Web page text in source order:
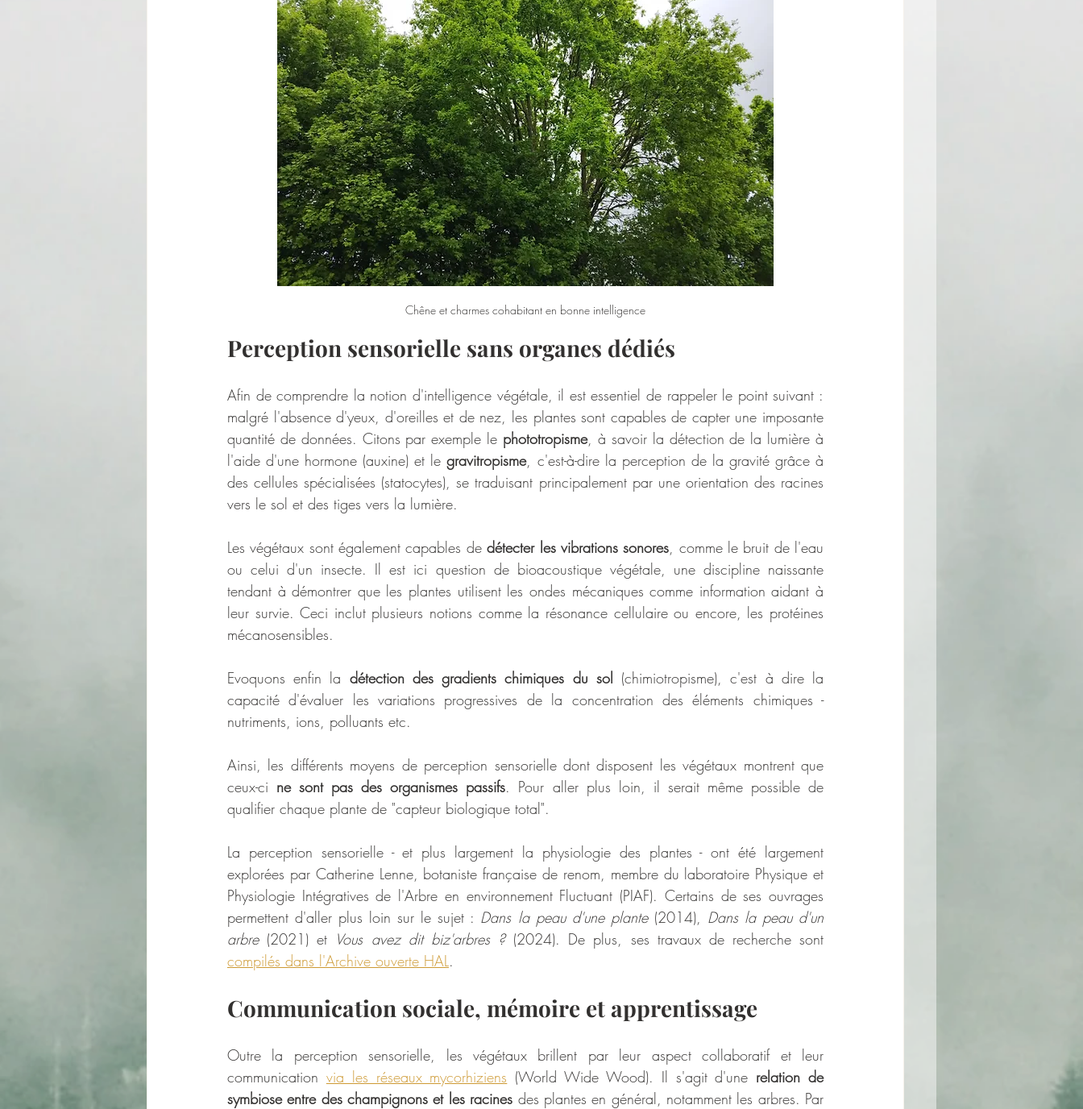
Chêne et charmes cohabitant en bonne intelligence
Perception sensorielle sans organes dédiés
Afin de comprendre la notion d'intelligence végétale, il est essentiel de rappeler le point suivant :
malgré l'absence d'yeux, d'oreilles et de nez, les plantes sont capables de capter une imposante
quantité de données. Citons par exemple le phototropisme, à savoir la détection de la lumière à
l'aide d'une hormone (auxine) et le gravitropisme, c'est-à-dire la perception de la gravité grâce à
des cellules spécialisées (statocytes), se traduisant principalement par une orientation des racines
vers le sol et des tiges vers la lumière.
Les végétaux sont également capables de détecter les vibrations sonores, comme le bruit de l'eau
ou celui d'un insecte. Il est ici question de bioacoustique végétale, une discipline naissante
tendant à démontrer que les plantes utilisent les ondes mécaniques comme information aidant à
leur survie. Ceci inclut plusieurs notions comme la résonance cellulaire ou encore, les protéines
mécanosensibles.
Evoquons enfin la détection des gradients chimiques du sol (chimiotropisme), c'est à dire la
capacité d'évaluer les variations progressives de la concentration des éléments chimiques -
nutriments, ions, polluants etc.
Ainsi, les différents moyens de perception sensorielle dont disposent les végétaux montrent que
ceux-ci ne sont pas des organismes passifs. Pour aller plus loin, il serait même possible de
qualifier chaque plante de "capteur biologique total".
La perception sensorielle - et plus largement la physiologie des plantes - ont été largement
explorées par Catherine Lenne, botaniste française de renom, membre du laboratoire Physique et
Physiologie Intégratives de l'Arbre en environnement Fluctuant (PIAF). Certains de ses ouvrages
permettent d'aller plus loin sur le sujet : Dans la peau d'une plante (2014), Dans la peau d'un
arbre (2021) et Vous avez dit biz'arbres ?
compilés dans l'Archive ouverte HAL.
Communication sociale, mémoire et apprentissage
Outre la perception sensorielle, les végétaux brillent par leur aspect collaboratif et leur
communication via les réseaux mycorhiziens (World Wide Wood). Il s'agit d'une relation de
symbiose entre des champignons et les racines des plantes en général, notamment les arbres. Par